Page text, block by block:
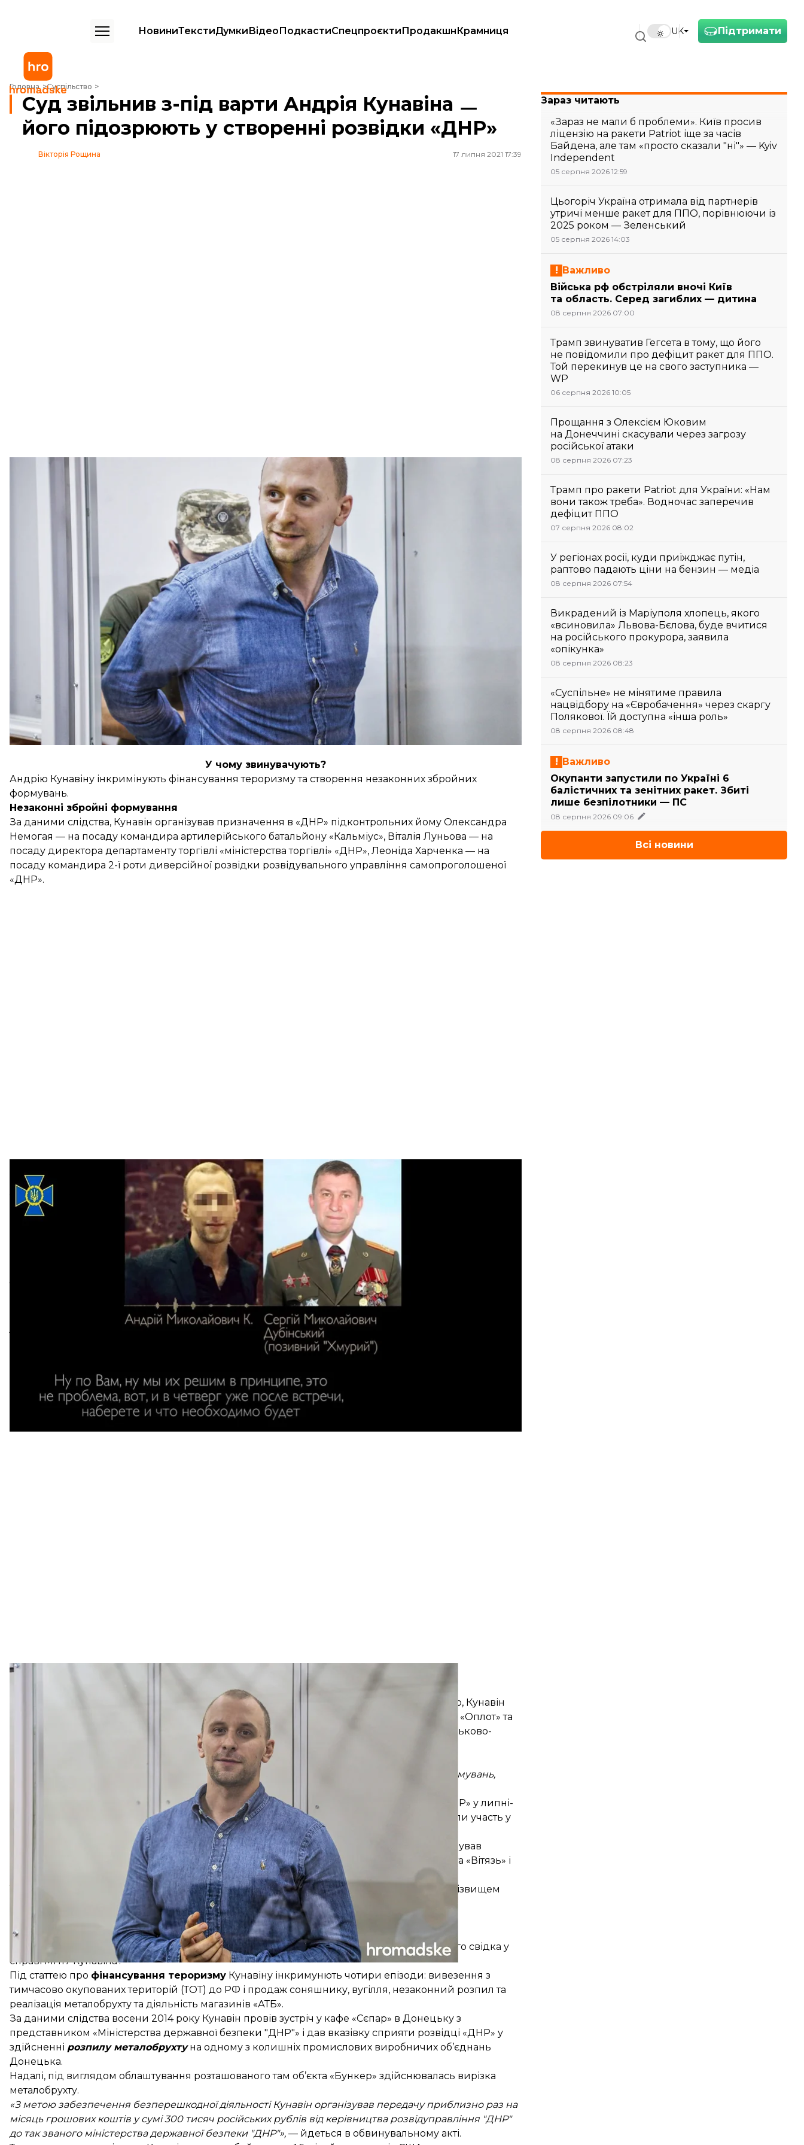
Підтримати
UK
НовиниТекстиДумкиВідеоПодкастиСпецпроєктиПродакшнКрамниця
Головна Суспільство
Суд звільнив з-під варти Андрія Кунавіна ㅡ його підозрюють у створенні розвідки «ДНР»
Суд звільнив з-під варти Андрія Кунавіна ㅡ
його підозрюють у створенні розвідки «ДНР»
Вікторія Рощина 17 липня 2021 17:39
Обвинувачений Андрій Кунавін у залі Шевченківського суду Києва, 1 вересня 2020 року
Вікторія Рощина/hromadske
Шевченківський суд Києва звільнив з—під варти Андрія Кунавіна — підозрюваного у створенні
розвідки самопроголошеної «ДНР», фінансуванні тероризму та, як раніше зазначали в СБУ,
ймовірного свідка у справі MH17. Він перебуває під цілодобовим домашнім арештом.
Про це hromadske розповів адвокат підозрюваного Олександр Корнага.
Прокурори оскаржували рішення в апеляційному суді та подавали клопотання про повторне взяття
Кунавіна під варту, але їм відмовили.
Наразі досудове слідство у справі завершене та обвинувальний акт передано до суду.
У чому звинувачують?
Андрію Кунавіну інкримінують фінансування тероризму та створення незаконних збройних
формувань.
Незаконні збройні формування
За даними слідства, Кунавін організував призначення в «ДНР» підконтрольних йому Олександра
Немогая — на посаду командира артилерійського батальйону «Кальміус», Віталія Луньова — на
посаду директора департаменту торгівлі «міністерства торгівлі» «ДНР», Леоніда Харченка — на
посаду командира 2-ї роти диверсійної розвідки розвідувального управління самопроголошеної
«ДНР».
Записи розмови з Сергієм Дубінським на позивний «Хмурий»
Скриншот/СБУ
Також у перехоплених Службою безпеки розмовах нібито Кунавін розмовляє з Сергієм Дубінським
на позивний «Хмурий» та Леонідом Харченком — позивний «Крот». У 2014 році вони перебували під
командуванням «військової розвідки ДНР», а наразі є обвинуваченими у справі щодо збиття літака
На думку слідства, Кунавін дав щодо Дубінського позитивні характеристики помічникові
президента РФ Владиславу Суркову, керівникам ФСБ Сергію Смірнову та Олександру Бортнікову, а
також Головному управлінню генерального штабу збройних сил Росії (колишнє ГРУ).
Кунавін особисто організовував Дубінському зустрічі із зазначеними вище особами у Москві. Перед
цим Дубінський за вказівкою Кунавіна розробив організаційно-штатну структуру розвідувального
управління "ДНР", підготував доповідну записку щодо розвідувально-диверсійних операцій, а також
визначив обсяги фінансового та матеріально-технічного забезпечення з боку РФ
Обвинувачений Андрій Кунавін у залі Шевченківського суду Києва, 1 вересня 2020 року
Вікторія Рощина/hromadske
Під виглядом гуманітарної допомоги та підприємницької діяльності, стверджує слідство, Кунавін
організував матеріальне-технічне забезпечення підрозділів «ДНР», зокрема батальйонів «Оплот» та
«Кальміус», а також забезпечував «податки» до бюджету «ДНР», з якого фінансували військово-
Кунавін організовував збройний опір співробітникам правоохоронних органів та
військовослужбовцям ЗСУ, проводив інструктажі та наради з керівниками збройних формувань,
організовував фінансування терористичної діяльності
Під таким опосередкованим керівництвом Кунавіна, за даними слідства, бойовики «ДНР» у липні-
грудні 2014 року воювали проти ЗСУ в Дебальцевому, Авдіївці, Іловайську, Мар'їнці, брали участь у
штурмі Донецького аеропорту.
З метою приховання своєї злочинної діяльності, за даними слідства, Кунавін використовував
підробні документи на прізвище Анікєєв, а також користувався прізвиськами «Аладін» та «Вітязь» і
був забезпечений спецпропуском виданим учасниками самопроголошеної «ДНР».
Також раніше генерал-майор запасу СБУ Ігор Гуськов не виключав того, що людина з прізвищем
Анікєєв мала відношення до ПВК «Вагнера», однак в прокуратурі нам цю інформацію не
читайте також
Зв’язки з Сурковим, підтримка «Оплоту» та розвідка «ДНР». У чому підозрюють імовірного свідка у
справі МН17 Кунавіна?
Під статтею про фінансування тероризму Кунавіну інкримунють чотири епізоди: вивезення з
тимчасово окупованих територій (ТОТ) до РФ і продаж соняшнику, вугілля, незаконний розпил та
реалізація металобрухту та діяльність магазинів «АТБ».
За даними слідства восени 2014 року Кунавін провів зустріч у кафе «Сєпар» в Донецьку з
представником «Міністерства державної безпеки "ДНР"» і дав вказівку сприяти розвідці «ДНР» у
здійсненні розпилу металобрухтуна одному з колишніх промислових виробничих об’єднань
Донецька.
Надалі, під виглядом облаштування розташованого там об’єкта «Бункер» здійснювалась вирізка
металобрухту.
«З метою забезпечення безперешкодної діяльності Кунавін організував передачу приблизно раз на
місяць грошових коштів у сумі 300 тисяч російських рублів від керівництва розвідуправління "ДНР"
до так званого міністерства державної безпеки "ДНР"», — йдеться в обвинувальному акті.
Зараз читають
«Зараз не мали б проблеми». Київ просив
ліцензію на ракети Patriot іще за часів
Байдена, але там «просто сказали "ні"» — Kyiv
Independent
05 серпня 2026 12:59
Цьогоріч Україна отримала від партнерів
утричі менше ракет для ППО, порівнюючи із
2025 роком — Зеленський
05 серпня 2026 14:03
Важливо
Війська рф обстріляли вночі Київ
та область. Серед загиблих — дитина
08 серпня 2026 07:00
Трамп звинуватив Гегсета в тому, що його
не повідомили про дефіцит ракет для ППО.
Той перекинув це на свого заступника —
WP
06 серпня 2026 10:05
Прощання з Олексієм Юковим
на Донеччині скасували через загрозу
російської атаки
08 серпня 2026 07:23
Трамп про ракети Patriot для України: «Нам
вони також треба». Водночас заперечив
дефіцит ППО
07 серпня 2026 08:02
У регіонах росії, куди приїжджає путін,
раптово падають ціни на бензин — медіа
08 серпня 2026 07:54
Викрадений із Маріуполя хлопець, якого
«всиновила» Львова-Бєлова, буде вчитися
на російського прокурора, заявила
«опікунка»
08 серпня 2026 08:23
«Суспільне» не мінятиме правила
нацвідбору на «Євробачення» через скаргу
Полякової. Їй доступна «інша роль»
08 серпня 2026 08:48
Важливо
Окупанти запустили по Україні 6
балістичних та зенітних ракет. Збиті
лише безпілотники — ПС
08 серпня 2026 09:06
Всі новини